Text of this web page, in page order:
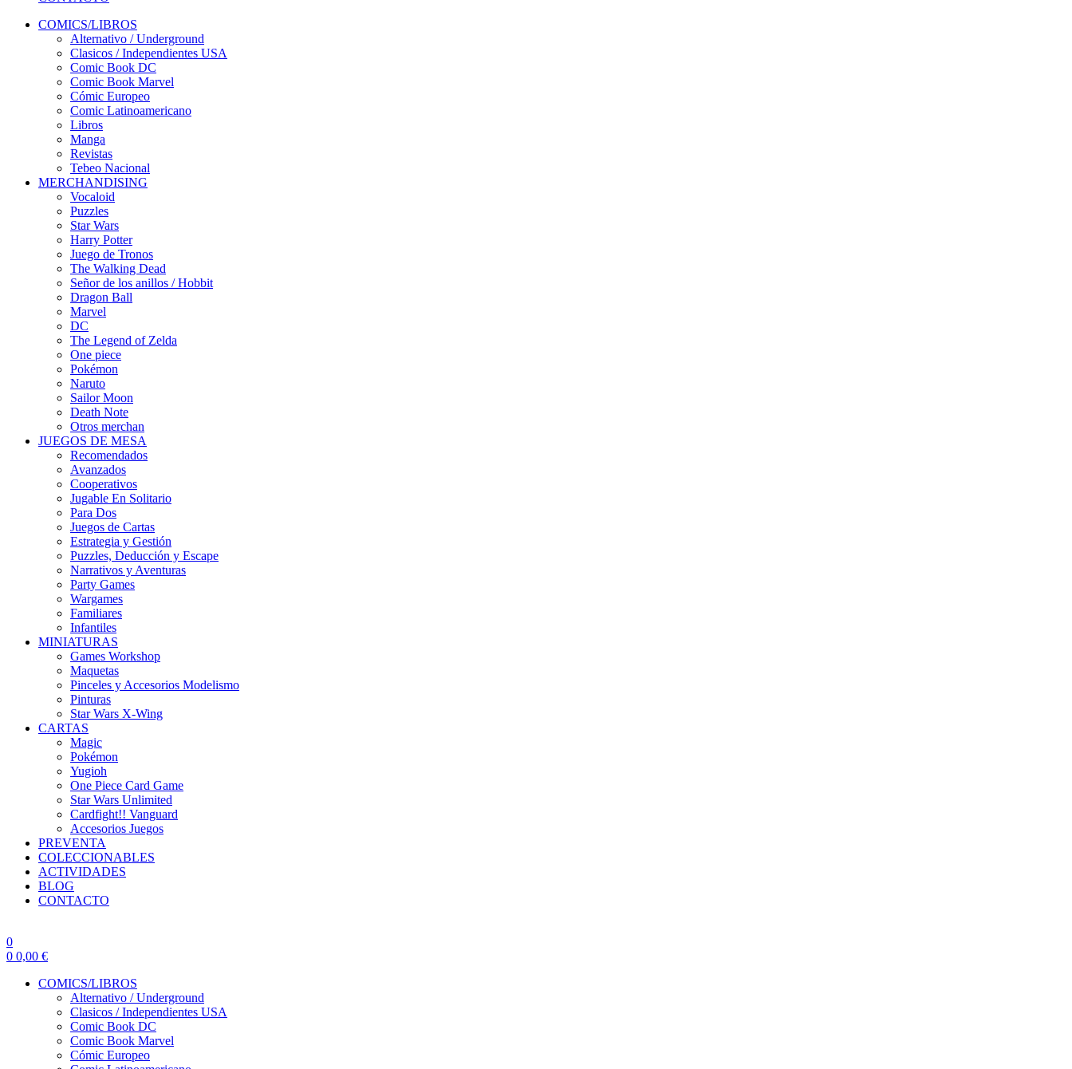
COMICS/LIBROS
Alternativo / Underground
Clasicos / Independientes USA
Comic Book DC
Comic Book Marvel
Cómic Europeo
Comic Latinoamericano
Libros
Manga
Revistas
Tebeo Nacional
MERCHANDISING
Vocaloid
Puzzles
Star Wars
Harry Potter
Juego de Tronos
The Walking Dead
Señor de los anillos / Hobbit
Dragon Ball
Marvel
DC
The Legend of Zelda
One piece
Pokémon
Naruto
Sailor Moon
Death Note
Otros merchan
JUEGOS DE MESA
Recomendados
Avanzados
Cooperativos
Jugable En Solitario
Para Dos
Juegos de Cartas
Estrategia y Gestión
Puzzles, Deducción y Escape
Narrativos y Aventuras
Party Games
Wargames
Familiares
Infantiles
MINIATURAS
Games Workshop
Maquetas
Pinceles y Accesorios Modelismo
Pinturas
Star Wars X-Wing
CARTAS
Magic
Pokémon
Yugioh
One Piece Card Game
Star Wars Unlimited
Cardfight!! Vanguard
Accesorios Juegos
PREVENTA
COLECCIONABLES
ACTIVIDADES
BLOG
CONTACTO
0
0 0,00 €
COMICS/LIBROS
Alternativo / Underground
Clasicos / Independientes USA
Comic Book DC
Comic Book Marvel
Cómic Europeo